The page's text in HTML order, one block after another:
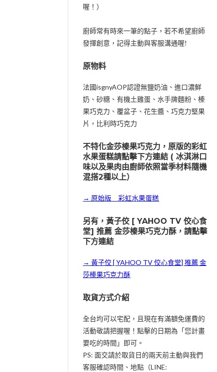
喔！）
廚師常有時來一筆的點子，若不希望廚師
發揮創意，記得主動與客服溝通喔!
原物料
法國isgnyAOP認證無鹽奶油、進口濃鮮
奶、砂糖、有機土雞蛋、水手牌麵粉、榛
果巧克力、覆盆子、花生醬、巧克力堅果
片，比利時巧克力
不特化金莎榛果巧克力，原版的彩虹
水果蛋糕請點擊下方連結 ( 冰淇淋口
味以及果肉由廚師依照當季材料隨機
混搭2種以上）
→ 原始版＿彩虹水果蛋糕
另有，黃子佼 [ YAHOO TV 佼心食
堂] 推薦 金莎榛果巧克力酥，請點擊
下方連結
→ 黃子佼 [ YAHOO TV 佼心食堂] 推薦 金
莎榛果巧克力酥
取貨方式介紹
全台均可以宅配，且現在有滿額免運費的
活動敬請把握喔！點擊的日期為「您計畫
要吃的時間」即可。
PS: 面交請於取貨日的兩天前主動與我們
客服確認時間、地點（LINE: